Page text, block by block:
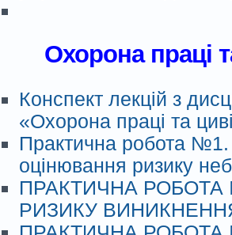
Охорона праці
Конспект лекцій з
«Охорона праці та
Практична робота №1.
оцінювання ризику
ПРАКТИЧНА РОБОТА
РИЗИКУ